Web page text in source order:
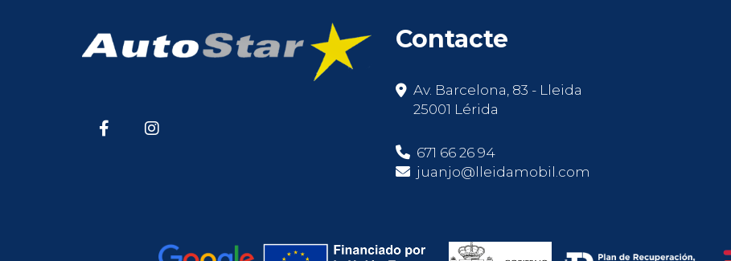
Contacte
Av. Barcelona, 83 - Lleida
25001 Lérida
671 66 26 94
juanjo@lleidamobil.com